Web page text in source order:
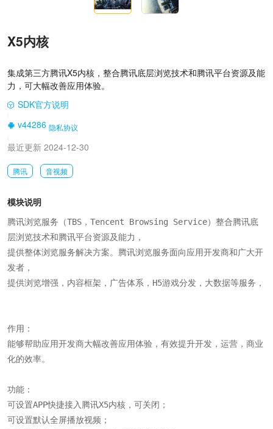
X5内核
集成第三方腾讯X5内核，整合腾讯底层浏览技术和腾讯平台资源及能
力，可大幅改善应用体验。
SDK官方说明
v44286 隐私协议
最近更新 2024-12-30
腾讯 音视频
模块说明
腾讯浏览服务（TBS，Tencent Browsing Service）整合腾讯底
层浏览技术和腾讯平台资源及能力，
提供整体浏览服务解决方案。腾讯浏览服务面向应用开发商和广大开
发者，
提供浏览增强，内容框架，广告体系，H5游戏分发，大数据等服务，
作用：
能够帮助应用开发商大幅改善应用体验，有效提升开发，运营，商业
化的效率。
功能：
可设置APP快捷接入腾讯X5内核，可关闭；
可设置默认全屏播放视频；